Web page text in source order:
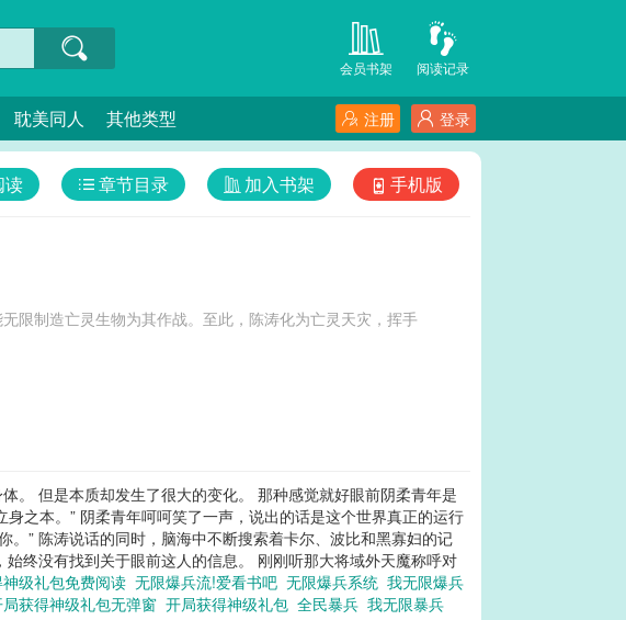
阅读记录
会员书架
耽美同人 其他类型 登录
注册
手机版
加入书架
章节目录
读
限制造亡灵生物为其作战。至此，陈涛化为亡灵天灾，挥手
。 但是本质却发生了很大的变化。 那种感觉就好眼前阴柔青年是
之本。” 阴柔青年呵呵笑了一声，说出的话是这个世界真正的运行
” 陈涛说话的同时，脑海中不断搜索着卡尔、波比和黑寡妇的记
终没有找到关于眼前这人的信息。 刚刚听那大将域外天魔称呼对
级礼包免费阅读 无限爆兵流!爱看书吧 无限爆兵系统 我无限爆兵
获得神级礼包无弹窗 开局获得神级礼包 全民暴兵 我无限暴兵